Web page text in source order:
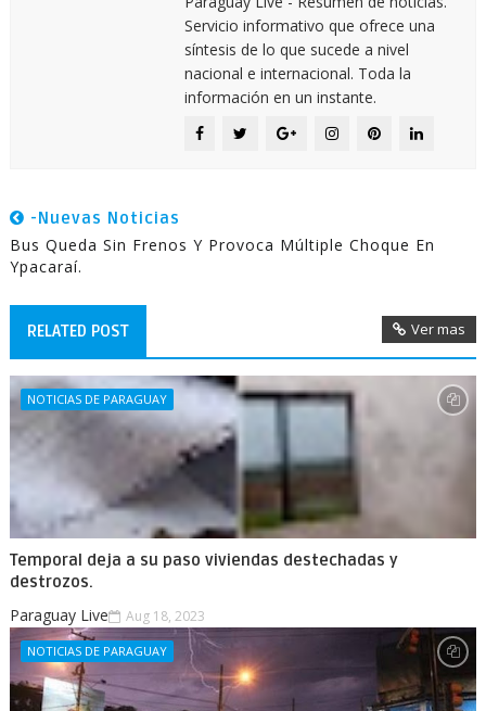
Servicio informativo que ofrece una
síntesis de lo que sucede a nivel
nacional e internacional. Toda la
información en un instante.
-Nuevas Noticias
Bus Queda Sin Frenos Y Provoca Múltiple Choque En
Ypacaraí.
RELATED POST Ver mas
NOTICIAS DE PARAGUAY
Temporal deja a su paso viviendas destechadas y
destrozos.
Paraguay Live Aug 18, 2023
NOTICIAS DE PARAGUAY